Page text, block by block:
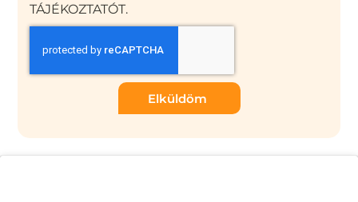
TÁJÉKOZTATÓT.
Elküldöm